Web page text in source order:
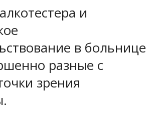
и
в больнице
разные с
зрения